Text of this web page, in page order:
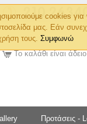
cookies
μας. Εάν
τους.Συμφωνώ
Το καλάθι είναι άδειο
Προτάσεις -